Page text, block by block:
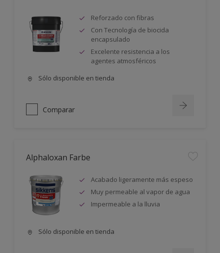
Reforzado con fibras
Con Tecnología de biocida
encapsulado
Excelente resistencia a los
agentes atmosféricos
Sólo disponible en tienda
Comparar
Alphaloxan Farbe
Acabado ligeramente más espeso
Muy permeable al vapor de agua
Impermeable a la lluvia
Sólo disponible en tienda